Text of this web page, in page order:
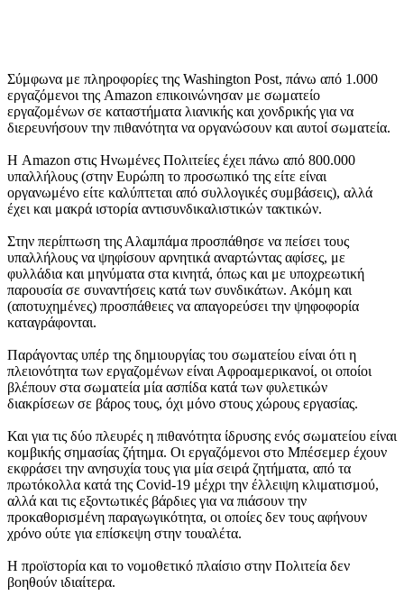
Σύμφωνα με πληροφορίες της Washington Post, πάνω από 1.000
εργαζόμενοι της Amazon επικοινώνησαν με σωματείο
εργαζομένων σε καταστήματα λιανικής και χονδρικής για να
διερευνήσουν την πιθανότητα να οργανώσουν και αυτοί σωματεία.
Η Amazon στις Ηνωμένες Πολιτείες έχει πάνω από 800.000
υπαλλήλους (στην Ευρώπη το προσωπικό της είτε είναι
οργανωμένο είτε καλύπτεται από συλλογικές συμβάσεις), αλλά
έχει και μακρά ιστορία αντισυνδικαλιστικών τακτικών.
Στην περίπτωση της Αλαμπάμα προσπάθησε να πείσει τους
υπαλλήλους να ψηφίσουν αρνητικά αναρτώντας αφίσες, με
φυλλάδια και μηνύματα στα κινητά, όπως και με υποχρεωτική
παρουσία σε συναντήσεις κατά των συνδικάτων. Ακόμη και
(αποτυχημένες) προσπάθειες να απαγορεύσει την ψηφοφορία
καταγράφονται.
Παράγοντας υπέρ της δημιουργίας του σωματείου είναι ότι η
πλειονότητα των εργαζομένων είναι Αφροαμερικανοί, οι οποίοι
βλέπουν στα σωματεία μία ασπίδα κατά των φυλετικών
διακρίσεων σε βάρος τους, όχι μόνο στους χώρους εργασίας.
Και για τις δύο πλευρές η πιθανότητα ίδρυσης ενός σωματείου είναι
κομβικής σημασίας ζήτημα. Οι εργαζόμενοι στο Μπέσεμερ έχουν
εκφράσει την ανησυχία τους για μία σειρά ζητήματα, από τα
πρωτόκολλα κατά της Covid-19 μέχρι την έλλειψη κλιματισμού,
αλλά και τις εξοντωτικές βάρδιες για να πιάσουν την
προκαθορισμένη παραγωγικότητα, οι οποίες δεν τους αφήνουν
χρόνο ούτε για επίσκεψη στην τουαλέτα.
Η προϊστορία και το νομοθετικό πλαίσιο στην Πολιτεία δεν
βοηθούν ιδιαίτερα.